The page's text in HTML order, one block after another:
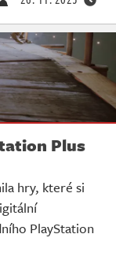
Plus
hry, které si
PlayStation